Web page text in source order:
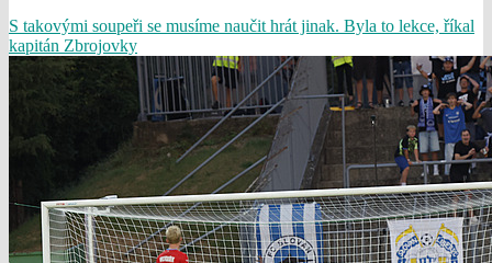
S takovými soupeři se musíme naučit hrát jinak. Byla to lekce, říkal
kapitán Zbrojovky